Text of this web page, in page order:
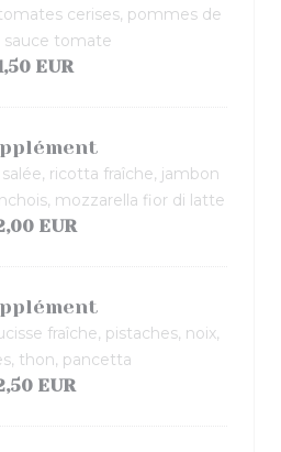
cerises, pommes de
sauce tomate
EUR
ricotta fraîche, jambon
mozzarella fior di latte
EUR
fraîche, pistaches, noix,
thon, pancetta
EUR